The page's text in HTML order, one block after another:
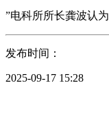
”电科所所长龚波认为
发布时间：
2025-09-17 15:28